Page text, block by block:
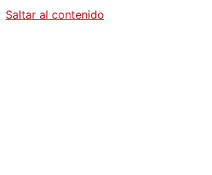
Saltar al contenido